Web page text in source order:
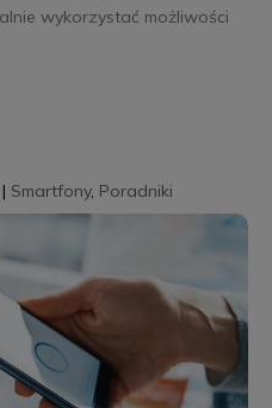
wykorzystać możliwości
| Smartfony, Poradniki